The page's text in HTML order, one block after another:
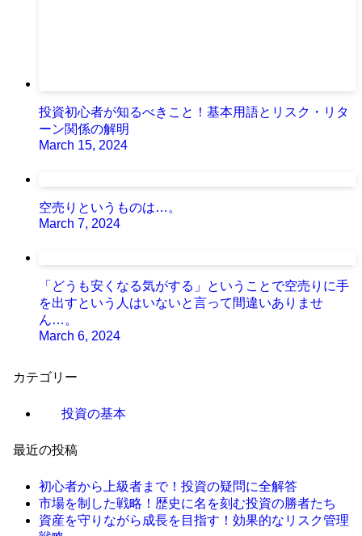
投資初心者が知るべきこと！基本用語とリスク・リタ
ーン関係の解明
March 15, 2024
空売りというものは…。
March 7, 2024
「どうも安くなる気がする」ということで空売りに手
を出すという人はいないと言って間違いありませ
ん…。
March 6, 2024
カテゴリー
投資の基本
最近の投稿
初心者から上級者まで！投資の疑問に全解答
市場を制した戦略！歴史に名を刻む投資の勝者たち
資産を守りながら成長を目指す！効果的なリスク管理